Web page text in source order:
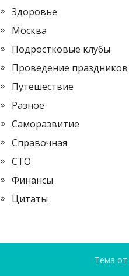
Здоровье
Москва
Подростковые клубы
Проведение праздников
Путешествие
Разное
Саморазвитие
Справочная
СТО
Финансы
Цитаты
Тема от